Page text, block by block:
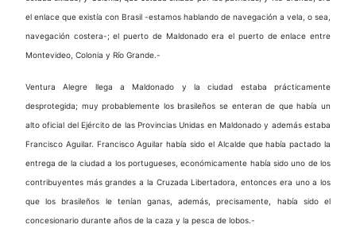
el enlace que existía con Brasil -estamos hablando de navegación a vela, o sea,
navegación costera-; el puerto de Maldonado era el puerto de enlace entre
Montevideo, Colonia y Río Grande.-
Ventura Alegre llega a Maldonado y la ciudad estaba prácticamente
desprotegida; muy probablemente los brasileños se enteran de que había un
alto oficial del Ejército de las Provincias Unidas en Maldonado y además estaba
Francisco Aguilar. Francisco Aguilar había sido el Alcalde que había pactado la
entrega de la ciudad a los portugueses, económicamente había sido uno de los
contribuyentes más grandes a la Cruzada Libertadora, entonces era uno a los
que los brasileños le tenían ganas, además, precisamente, había sido el
concesionario durante años de la caza y la pesca de lobos.-